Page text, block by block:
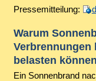
Pressemitteilung:
Warum
Verbrennungen
belasten können
Ein Sonnenbrand